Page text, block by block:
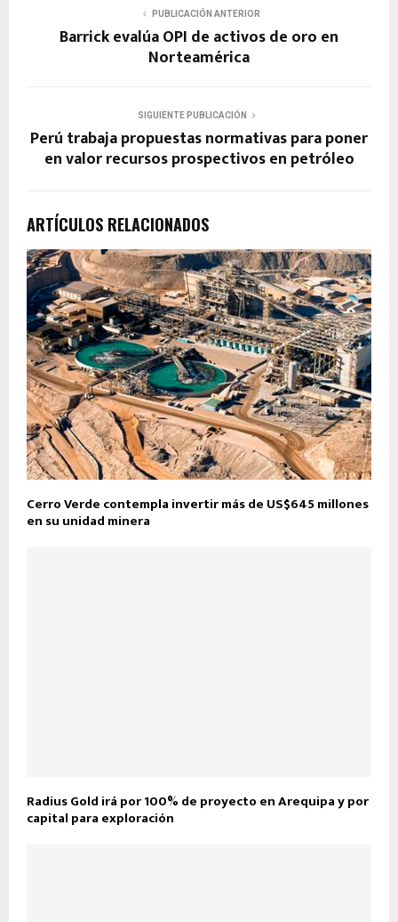
PUBLICACIÓN ANTERIOR
Barrick evalúa OPI de activos de oro en
Norteamérica
SIGUIENTE PUBLICACIÓN
Perú trabaja propuestas normativas para poner
en valor recursos prospectivos en petróleo
ARTÍCULOS RELACIONADOS
Cerro Verde contempla invertir más de US$645 millones
en su unidad minera
Radius Gold irá por 100% de proyecto en Arequipa y por
capital para exploración